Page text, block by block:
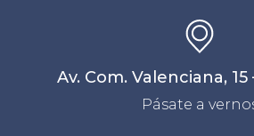
Av. Com. Valenciana,
Pásate a